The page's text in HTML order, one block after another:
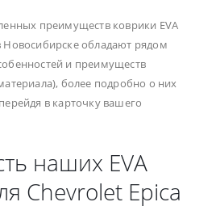
преимуществ коврики EVA
Новосибирске обладают рядом
и преимуществ
более подробно о них
в карточку вашего
наших EVA
Chevrolet Epica